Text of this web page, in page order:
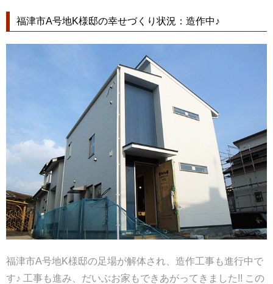
福津市A号地K様邸の幸せづくり状況：造作中♪
福津市A号地K様邸の足場が解体され、造作工事も進行中で
す♪ 工事も進み、だいぶお家もできあがってきました!! この